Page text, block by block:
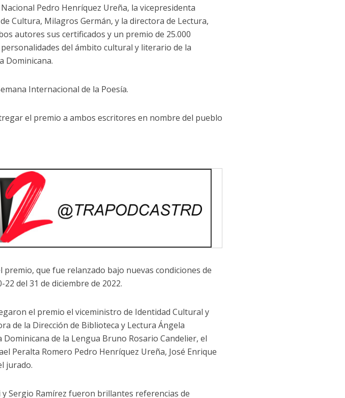
Pedro Henríquez Ureña, la vicepresidenta
Cultura, Milagros Germán, y la directora de Lectura,
autores sus certificados y un premio de 25.000
del ámbito cultural y literario de la
Dominicana.
Internacional de la Poesía.
el premio a ambos escritores en nombre del pueblo
premio, que fue relanzado bajo nuevas condiciones de
del 31 de diciembre de 2022.
el premio el viceministro de Identidad Cultural y
de la Dirección de Biblioteca y Lectura Ángela
de la Lengua Bruno Rosario Candelier, el
Peralta Romero Pedro Henríquez Ureña, José Enrique
jurado.
y Sergio Ramírez fueron brillantes referencias de